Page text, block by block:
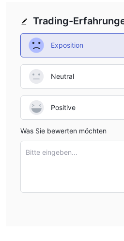
Trading-
Exposition
Neutral
Positive
Was Sie bewerten möchten
Bitte eingeben...